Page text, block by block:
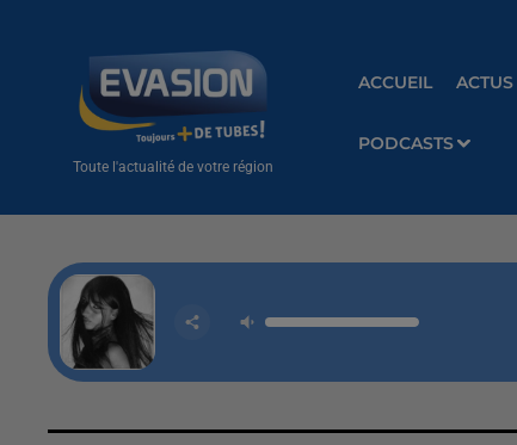
Toute l'actualité de votre région
ACCUEIL
PODCASTS